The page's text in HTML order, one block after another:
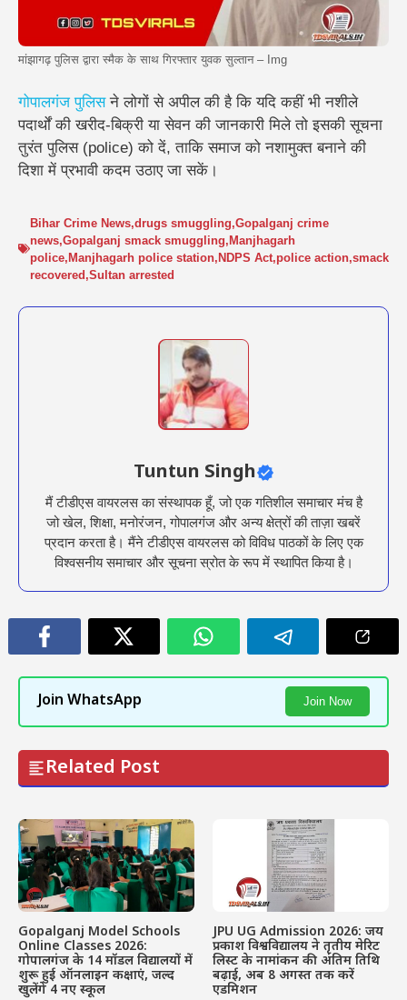
मांझागढ़ पुलिस द्वारा स्मैक के साथ गिरफ्तार युवक सुल्तान – Img
गोपालगंज पुलिसने लोगों से अपील की है कि यदि कहीं भी नशीले
पदार्थों की खरीद-बिक्री या सेवन की जानकारी मिले तो इसकी सूचना
तुरंत पुलिस (police) को दें, ताकि समाज को नशामुक्त बनाने की
दिशा में प्रभावी कदम उठाए जा सकें।
Bihar Crime News,drugs smuggling,Gopalganj crime
news,Gopalganj smack smuggling, Manjhagarh
police, Manjhagarh police station, NDPS Act,police action,smack
recovered ,Sultan arrested
Tuntun Singh
मैं टीडीएस वायरलस का संस्थापक हूँ, जो एक गतिशील समाचार मंच है
जो खेल, शिक्षा, मनोरंजन, गोपालगंज और अन्य क्षेत्रों की ताज़ा खबरें
प्रदान करता है। मैंने टीडीएस वायरलस को विविध पाठकों के लिए एक
विश्वसनीय समाचार और सूचना स्रोत के रूप में स्थापित किया है।
Join WhatsApp Join Now
Related Post
Gopalganj Model Schools
Online Classes 2026:
गोपालगंज के 14 मॉडल विद्यालयों में
शुरू हुई ऑनलाइन कक्षाएं, जल्द
खुलेंगे 4 नए स्कूल
JPU UG Admission 2026: जय
प्रकाश विश्वविद्यालय ने तृतीय मेरिट
लिस्ट के नामांकन की अंतिम तिथि
बढ़ाई, अब 8 अगस्त तक करें
एडमिशन